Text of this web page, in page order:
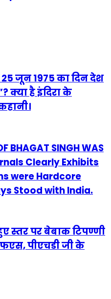
जून 1975 का दिन देश
क्या है इंदिरा के
BHAGAT SINGH WAS
Clearly Exhibits
were Hardcore
Stood with India.
स्तर पर बेबाक टिपण्णी
पीएचडी जी के